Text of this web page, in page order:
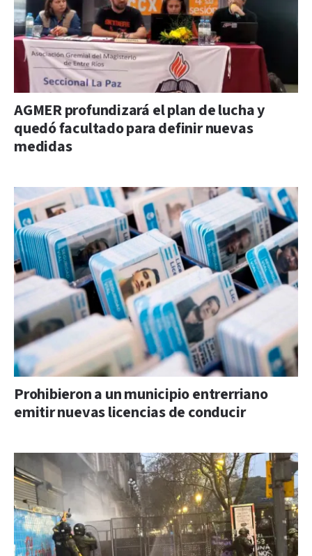
AGMER profundizará el plan de lucha y
quedó facultado para definir nuevas
medidas
Prohibieron a un municipio entrerriano
emitir nuevas licencias de conducir